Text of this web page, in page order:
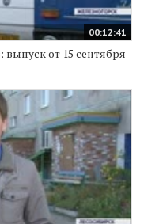
00:12:41
от 15 сентября